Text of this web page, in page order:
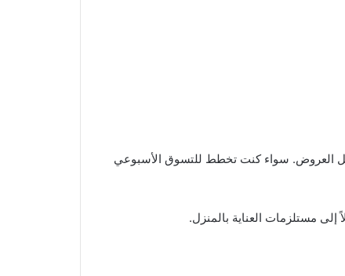
العروض. سواء كنت تخطط للتسوق الأسبوعي
مستلزمات العناية بالمنزل.